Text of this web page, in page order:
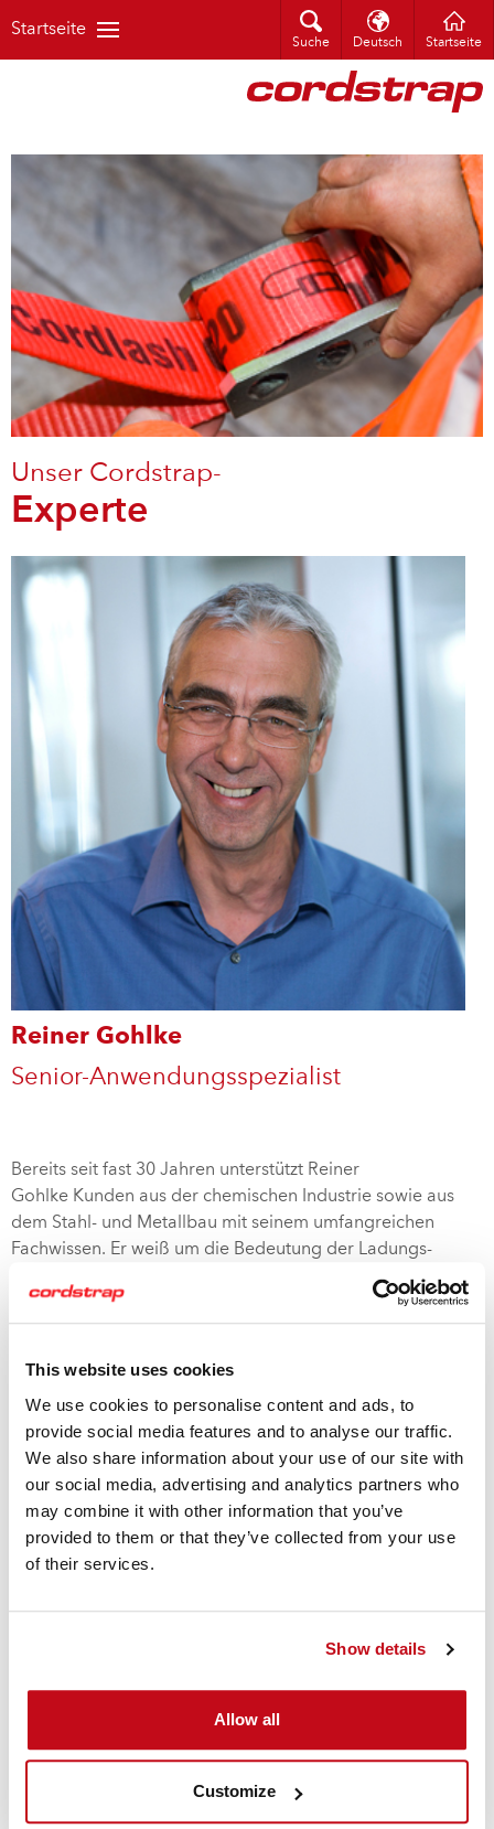
This website uses cookies
We use cookies to personalise content and ads, to
provide social media features and to analyse our traffic.
We also share information about your use of our site with
our social media, advertising and analytics partners who
may combine it with other information that you’ve
provided to them or that they’ve collected from your use
of their services.
Show details
Allow all
Customize
Startseite
Suche Deutsch Startseite
Unser Cordstrap-
Experte
Reiner Gohlke
Senior-Anwendungsspezialist
Bereits seit fast 30 Jahren unterstützt Reiner
Gohlke Kunden aus der chemischen Industrie sowie aus
dem Stahl- und Metallbau mit seinem umfangreichen
Fachwissen. Er weiß um die Bedeutung der Ladungs-
sicherung und kennt sich vor allem mit der Sicherung
dynamischer Ladung aus. Die Bedürfnisse von Unter-
nehmen aus den Bereichen Exportverpackung, Logistik
Reiner Gohlke ist ein nach DIN EN ISO/IEC 17024:2012
zertifizierter Trainer und Berater auf dem Gebiet
Ladungssicherung beim Bahn-, Schiffs- und LKW-Transport.
Um mehr über unsere Experten zu erfahren, klicken Sie
bitte hier